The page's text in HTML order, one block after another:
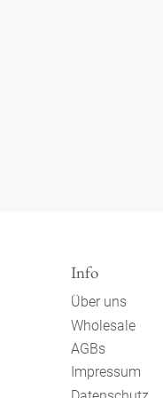
Info
Über uns
Wholesale
AGBs
Impressum